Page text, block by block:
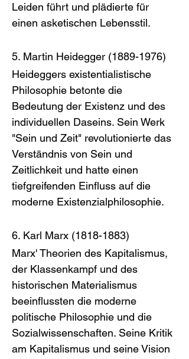
Leiden führt und plädierte für
einen asketischen Lebensstil.
5. Martin Heidegger (1889-1976)
Heideggers existentialistische
Philosophie betonte die
Bedeutung der Existenz und des
individuellen Daseins. Sein Werk
"Sein und Zeit" revolutionierte das
Verständnis von Sein und
Zeitlichkeit und hatte einen
tiefgreifenden Einfluss auf die
moderne Existenzialphilosophie.
6. Karl Marx (1818-1883)
Marx' Theorien des Kapitalismus,
der Klassenkampf und des
historischen Materialismus
beeinflussten die moderne
politische Philosophie und die
Sozialwissenschaften. Seine Kritik
am Kapitalismus und seine Vision